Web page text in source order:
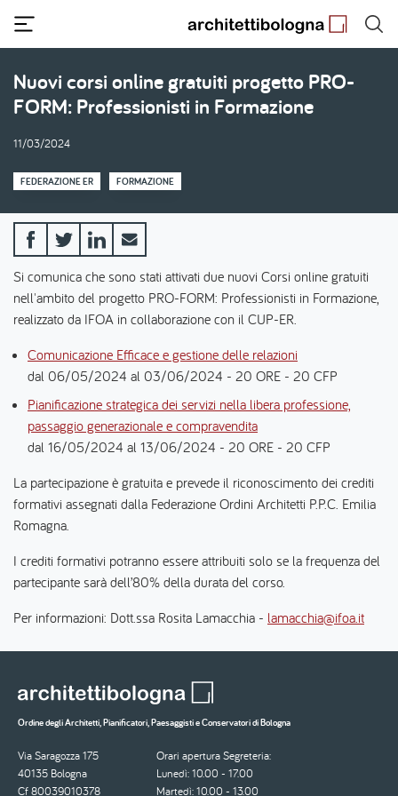
contenuto
principale
Nuovi corsi online gratuiti progetto PRO-
FORM: Professionisti in Formazione
11/03/2024
FEDERAZIONE ER FORMAZIONE
Si comunica che sono stati attivati due nuovi Corsi online gratuiti
nell'ambito del progetto PRO-FORM: Professionisti in Formazione,
realizzato da IFOA in collaborazione con il CUP-ER.
Comunicazione Efficace e gestione delle relazioni
dal 06/05/2024 al 03/06/2024 - 20 ORE - 20 CFP
Pianificazione strategica dei servizi nella libera professione,
passaggio generazionale e compravendita
dal 16/05/2024 al 13/06/2024 - 20 ORE - 20 CFP
La partecipazione è gratuita e prevede il riconoscimento dei crediti
formativi assegnati dalla Federazione Ordini Architetti P.P.C. Emilia
Romagna.
I crediti formativi potranno essere attribuiti solo se la frequenza del
partecipante sarà dell’80% della durata del corso.
Per informazioni: Dott.ssa Rosita Lamacchia - lamacchia@ifoa.it
Ordine degli Architetti, Pianificatori, Paesaggisti e Conservatori di Bologna
Via Saragozza 175
40135 Bologna
Cf 80039010378
Orari apertura Segreteria:
Lunedì: 10.00 - 17.00
Martedì: 10.00 - 13.00